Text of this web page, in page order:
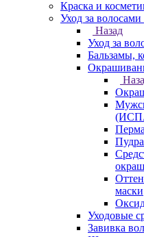
Краска и
Уход за волосами
Назад
Уход за
Бальзамы,
маски
Уходовые
Завивка